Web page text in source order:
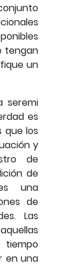
tengan
un
seremi
es
que los
y
de
de
una
de
Las
en una